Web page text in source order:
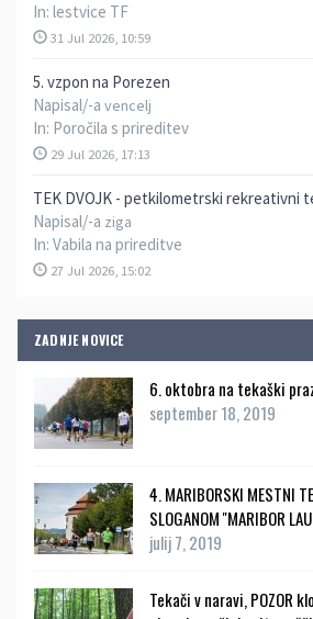
In: lestvice TF
31 Jul 2026, 10:59
5. vzpon na Porezen
Napisal/-a vencelj
In: Poročila s prireditev
29 Jul 2026, 17:13
TEK DVOJK - petkilometrski rekreativni
Napisal/-a ziga
In: Vabila na prireditve
27 Jul 2026, 15:02
ZADNJE NOVICE
6. oktobra na tekaški
september 18, 2019
4. MARIBORSKI MESTNI
SLOGANOM ''MARIBOR
julij 7, 2019
Tekači v naravi, POZOR